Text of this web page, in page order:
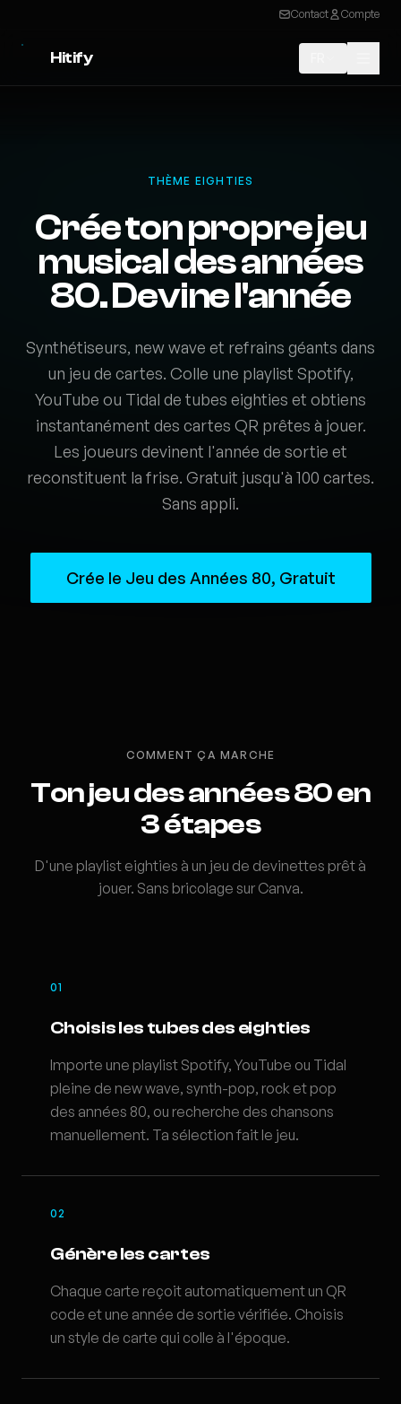
Contact Compte
Hitify
THÈME EIGHTIES
Crée ton propre jeu
musical des années
80. Devine l'année
Synthétiseurs, new wave et refrains géants dans
un jeu de cartes. Colle une playlist Spotify,
YouTube ou Tidal de tubes eighties et obtiens
instantanément des cartes QR prêtes à jouer.
Les joueurs devinent l'année de sortie et
reconstituent la frise. Gratuit jusqu'à 100 cartes.
Sans appli.
Crée le Jeu des Années 80, Gratuit
COMMENT ÇA MARCHE
Ton jeu des années 80 en
3 étapes
D'une playlist eighties à un jeu de devinettes prêt à
jouer. Sans bricolage sur Canva.
01
Choisis les tubes des eighties
Importe une playlist Spotify, YouTube ou Tidal
pleine de new wave, synth-pop, rock et pop
des années 80, ou recherche des chansons
manuellement. Ta sélection fait le jeu.
02
Génère les cartes
Chaque carte reçoit automatiquement un QR
code et une année de sortie vérifiée. Choisis
un style de carte qui colle à l'époque.